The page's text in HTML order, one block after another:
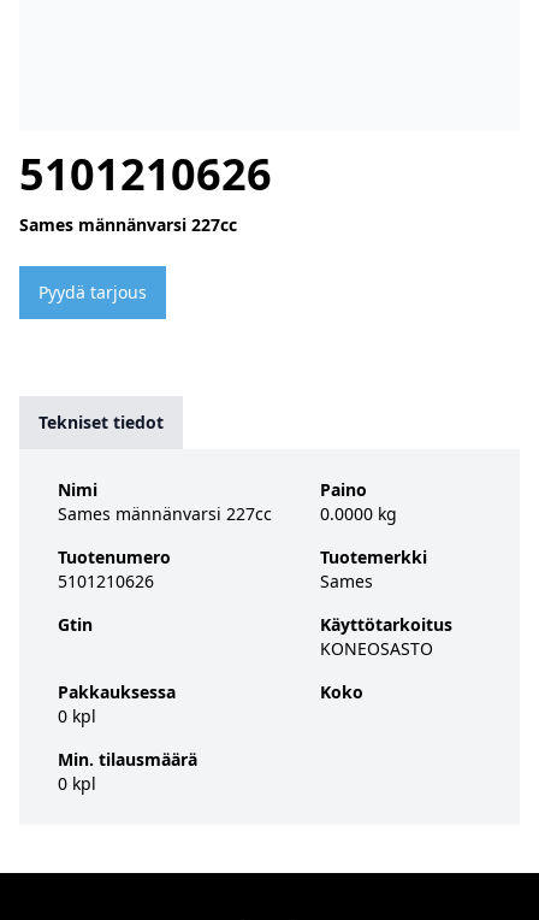
5101210626
Sames männänvarsi 227cc
Pyydä tarjous
Tekniset tiedot
Nimi
Sames männänvarsi 227cc
Tuotenumero
5101210626
Gtin
Pakkauksessa
0 kpl
Min. tilausmäärä
0 kpl
Paino
0.0000 kg
Tuotemerkki
Sames
Käyttötarkoitus
KONEOSASTO
Koko